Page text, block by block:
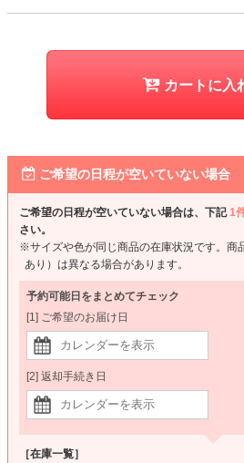
カートに入
ご希望の日程が空いていない場合
ご希望の日程が空いていない場合は、下記 1
さい。
※サイズや色が同じ商品の在庫状況です。商
あり）は異なる場合があります。
予約可能日をまとめてチェック
[1] ご希望のお届け日
[2] 返却手続き日
［在庫一覧］